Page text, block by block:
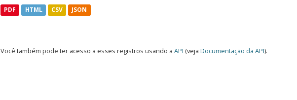
PDF HTML CSV JSON
Você também pode ter acesso a esses registros usando a API (veja Documentação da API).